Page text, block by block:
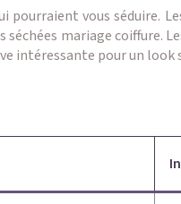
vous séduire.
mariage coiffure.
intéressante pour un look